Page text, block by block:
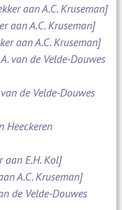
aan A.C. Kruseman]
aan A.C. Kruseman]
aan A.C. Kruseman]
van de Velde-Douwes
de Velde-Douwes
Heeckeren
aan E.H. Kol]
A.C. Kruseman]
de Velde-Douwes